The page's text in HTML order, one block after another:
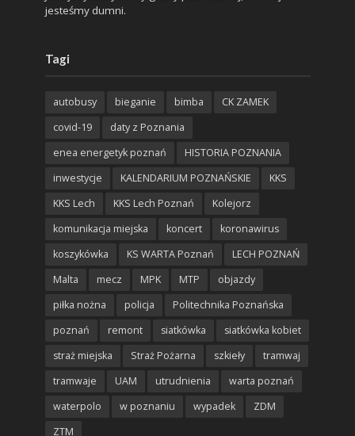
jesteśmy dumni.
Tagi
autobusy bieganie bimba
CK ZAMEK
covid-19
daty z Poznania
enea energetyk poznań
HISTORIA POZNANIA
inwestycje
KALENDARIUM POZNAŃSKIE
KKS
KKS Lech
KKS Lech Poznań
Kolejorz
komunikacja miejska
koncert
koronawirus
koszykówka
KS WARTA Poznań
LECH POZNAŃ
Malta
mecz MPK MTP
objazdy
piłka nożna
policja
Politechnika Poznańska
poznań
remont siatkówka
siatkówka kobiet
straż miejska
Straż Pożarna szkieły
tramwaj
tramwaje
UAM utrudnienia
warta poznań
waterpolo
w poznaniu wypadek
ZDM
ZTM